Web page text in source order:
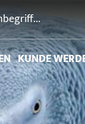
KUNDE